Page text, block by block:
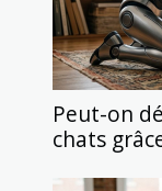
Peut-on
chats